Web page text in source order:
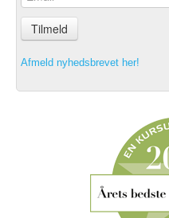
Tilmeld
Afmeld nyhedsbrevet her!